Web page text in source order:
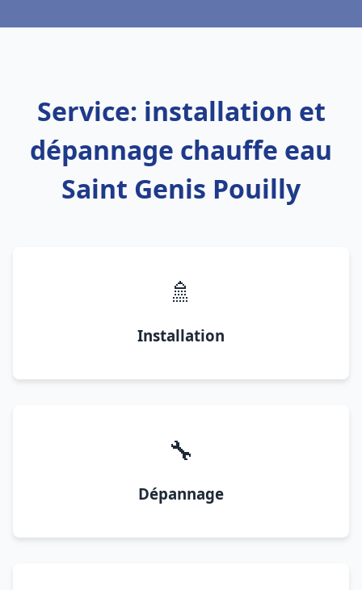
Service: installation et
dépannage chauffe eau
Saint Genis Pouilly
🚿
Installation
🔧
Dépannage